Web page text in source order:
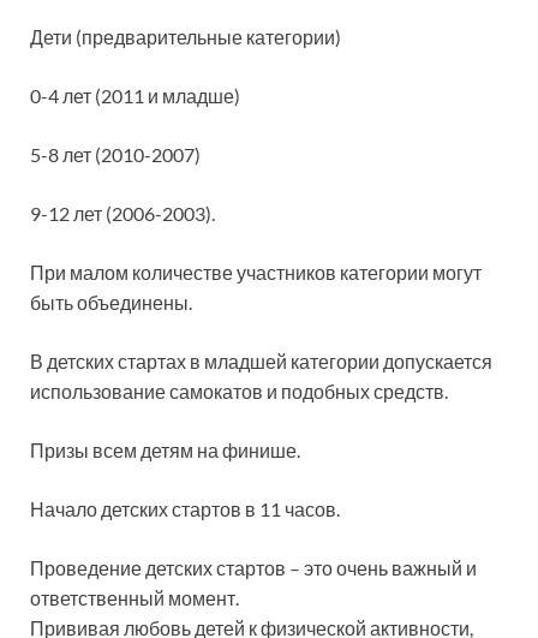
Дети (предварительные категории)
0-4 лет (2011 и младше)
5-8 лет (2010-2007)
9-12 лет (2006-2003).
При малом количестве участников категории могут
быть объединены.
В детских стартах в младшей категории допускается
использование самокатов и подобных средств.
Призы всем детям на финише.
Начало детских стартов в 11 часов.
Проведение детских стартов – это очень важный и
ответственный момент.
Прививая любовь детей к физической активности,